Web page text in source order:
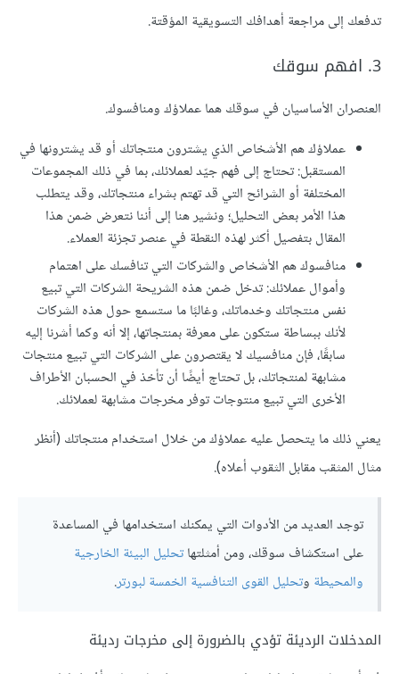
تدفعك إلى مراجعة أهدافك التسويقية المؤقتة.
3. افهم سوقك
العنصران الأساسيان في سوقك هما عملاؤك ومنافسوك.
عملاؤك هم الأشخاص الذي يشترون منتجاتك أو قد يشترونها في
المستقبل: تحتاج إلى فهم جيّد لعملائك، بما في ذلك المجموعات
المختلفة أو الشرائح التي قد تهتم بشراء منتجاتك، وقد يتطلب
هذا الأمر بعض التحليل؛ ونشير هنا إلى أننا نتعرض ضمن هذا
المقال بتفصيل أكثر لهذه النقطة في عنصر تجزئة العملاء.
منافسوك هم الأشخاص والشركات التي تنافسك على اهتمام
وأموال عملائك: تدخل ضمن هذه الشريحة الشركات التي تبيع
نفس منتجاتك وخدماتك، وغالبًا ما ستسمع حول هذه الشركات
لأنك ببساطة ستكون على معرفة بمنتجاتها، إلا أنه وكما أشرنا إليه
سابقًا، فإن منافسيك لا يقتصرون على الشركات التي تبيع منتجات
مشابهة لمنتجاتك، بل تحتاج أيضًا أن تأخذ في الحسبان الأطراف
الأخرى التي تبيع منتوجات توفر مخرجات مشابهة لعملائك.
يعني ذلك ما يتحصل عليه عملاؤك من خلال استخدام منتجاتك (أنظر
مثال المثقب مقابل الثقوب أعلاه).
توجد العديد من الأدوات التي يمكنك استخدامها في المساعدة
على استكشاف سوقك، ومن أمثلتهاتحليل البيئة الخارجية
والمحيطة وتحليل القوى التنافسية الخمسة لبورتر.
المدخلات الرديئة تؤدي بالضرورة إلى مخرجات رديئة